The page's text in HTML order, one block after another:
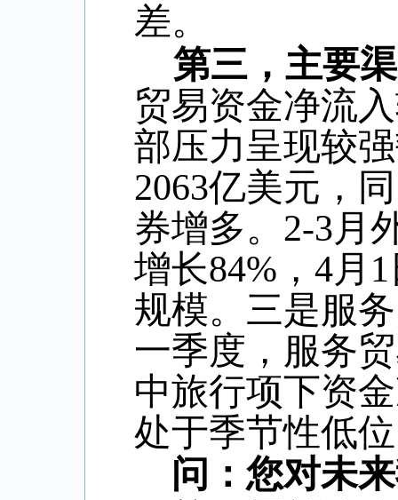
差。
第三，主要渠
贸易资金净流
部压力呈现较
2063亿美元，
券增多。 2-3月
增长84% ， 4月 1
规模。三是服
一季度，服务
中旅行项下资
处于季节性低
问：您对未